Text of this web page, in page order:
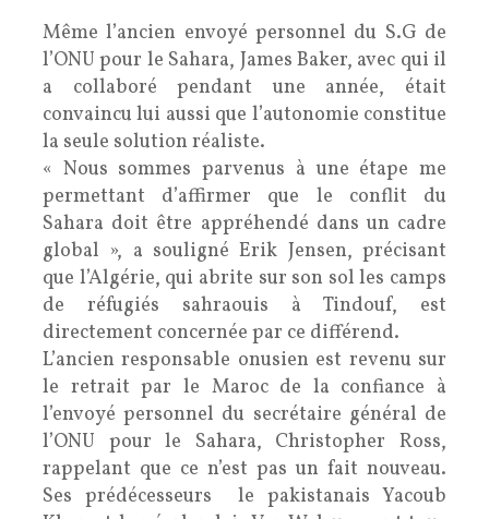
Même l’ancien envoyé personnel du S.G de
l’ONU pour le Sahara, James Baker, avec qui il
a collaboré pendant une année, était
convaincu lui aussi que l’autonomie constitue
la seule solution réaliste.
« Nous sommes parvenus à une étape me
permettant d’affirmer que le conflit du
Sahara doit être appréhendé dans un cadre
global », a souligné Erik Jensen, précisant
que l’Algérie, qui abrite sur son sol les camps
de réfugiés sahraouis à Tindouf, est
directement concernée par ce différend.
L’ancien responsable onusien est revenu sur
le retrait par le Maroc de la confiance à
l’envoyé personnel du secrétaire général de
l’ONU pour le Sahara, Christopher Ross,
rappelant que ce n’est pas un fait nouveau.
Ses prédécesseurs le pakistanais Yacoub